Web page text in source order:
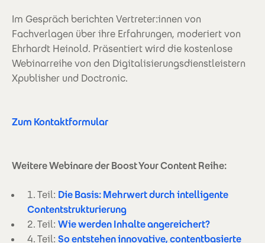
Im Gespräch berichten Vertreter:innen von
Fachverlagen über ihre Erfahrungen, moderiert von
Ehrhardt Heinold. Präsentiert wird die kostenlose
Webinarreihe von den Digitalisierungsdienstleistern
Xpublisher und Doctronic.
Zum Kontaktformular
Weitere Webinare der Boost Your Content Reihe:
1. Teil: Die Basis: Mehrwert durch intelligente
Contentstrukturierung
2. Teil: Wie werden Inhalte angereichert?
4. Teil: So entstehen innovative, contentbasierte